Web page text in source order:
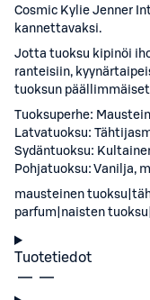
Cosmic Kylie Jenner
kannettavaksi.
Jotta tuoksu kipinöi
ranteisiin,
tuoksun
Tuoksuperhe:
Latvatuoksu:
Sydäntuoksu:
Pohjatuoksu: Vanilja,
mausteinen
parfum|naisten
Tuotetiedot